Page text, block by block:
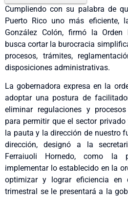
Cumpliendo con su palabra de
Puerto Rico uno más eficiente,
González Colón, firmó la Orden
busca cortar la burocracia
procesos, trámites,
disposiciones administrativas.
La gobernadora expresa en la
adoptar una postura de
eliminar regulaciones y
para permitir que el sector
la pauta y la dirección de nuestro
dirección, designó a la
Ferraiuoli Hornedo, como la
implementar lo establecido en la
optimizar y lograr eficiencia en
trimestral se le presentará a la